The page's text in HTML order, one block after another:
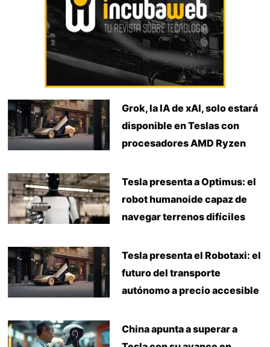
Grok, la IA de xAI, solo estará
disponible en Teslas con
procesadores AMD Ryzen
Tesla presenta a Optimus: el
robot humanoide capaz de
navegar terrenos difíciles
Tesla presenta el Robotaxi: el
futuro del transporte
autónomo a precio accesible
China apunta a superar a